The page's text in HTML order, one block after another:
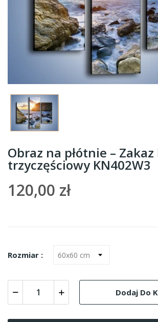
Obraz na płótnie –
trzyczęściowy KN402W3
120,00 zł
Rozmiar :
Dodaj Do